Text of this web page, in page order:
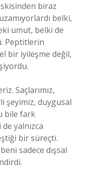
biraz
belki,
umut, belki de
Peptitlerin
bir iyileşme değil,
Saçlarımız,
şeyimiz, duygusal
bile fark
yalnızca
bir süreçti.
sadece dışsal